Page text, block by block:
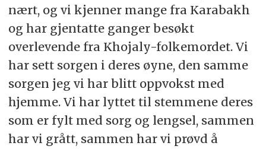
nært, og vi kjenner mange fra Karabakh
og har gjentatte ganger besøkt
overlevende fra Khojaly-folkemordet. Vi
har sett sorgen i deres øyne, den samme
sorgen jeg vi har blitt oppvokst med
hjemme. Vi har lyttet til stemmene deres
som er fylt med sorg og lengsel, sammen
har vi grått, sammen har vi prøvd å